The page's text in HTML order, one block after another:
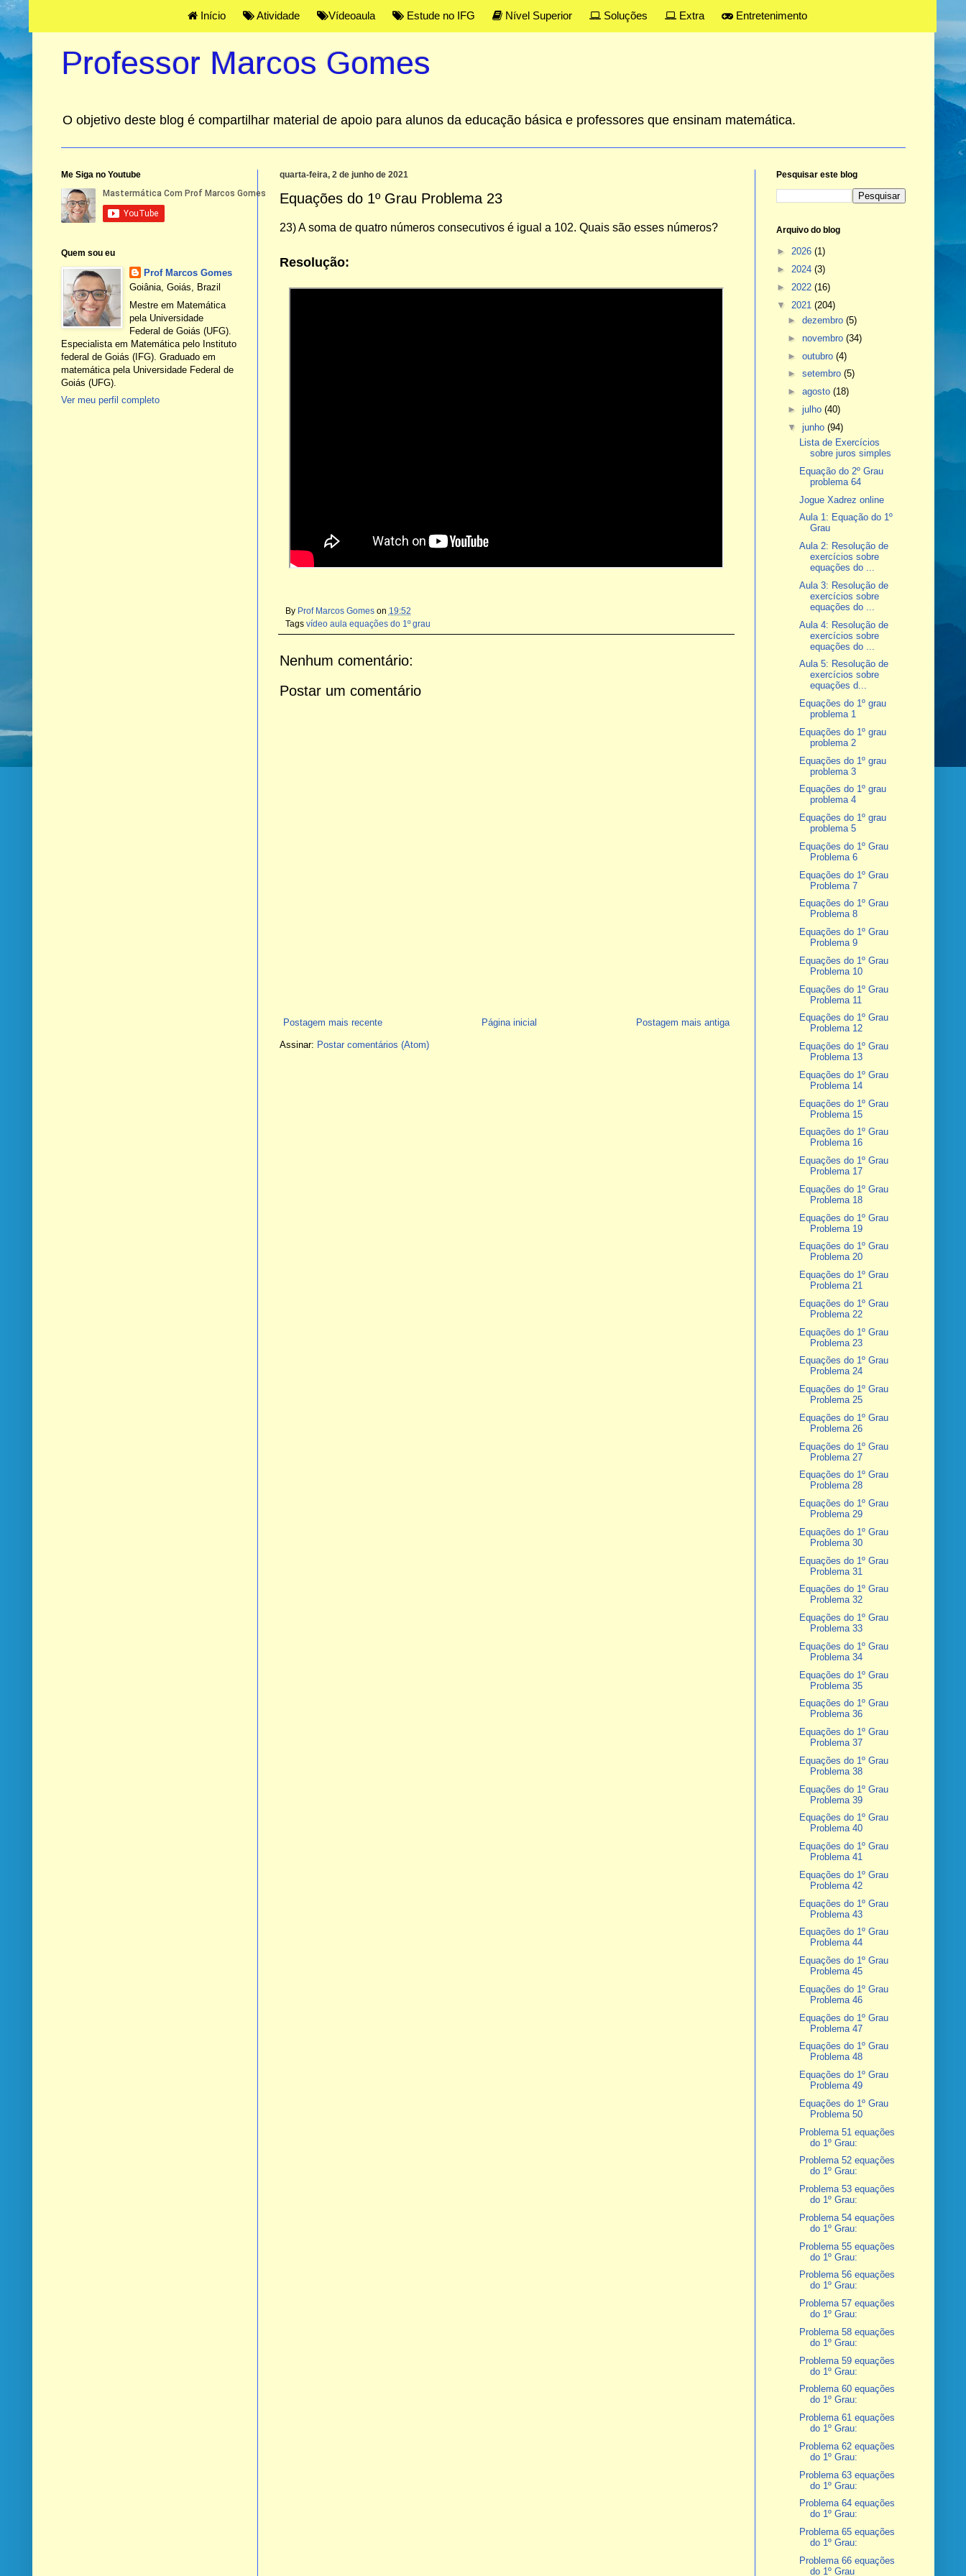
Início Atividade Vídeoaula Estude no IFG Nível Superior Soluções Extra Entretenimento
Professor Marcos Gomes
O objetivo deste blog é compartilhar material de apoio para alunos da educação básica e professores que ensinam matemática.
quarta-feira, 2 de junho de 2021
Equações do 1º Grau Problema 23
23) A soma de quatro números consecutivos é igual a 102. Quais são esses números?
Resolução:
By Prof Marcos Gomes on 19:52
Tags vídeo aula equações do 1º grau
Nenhum comentário:
Postar um comentário
Postagem mais recente Postagem mais antiga
Página inicial
Assinar: Postar comentários (Atom)
Me Siga no Youtube
Quem sou eu
Prof Marcos Gomes
Goiânia, Goiás, Brazil
Mestre em Matemática
pela Universidade
Federal de Goiás (UFG).
Especialista em Matemática pelo Instituto
federal de Goiás (IFG). Graduado em
matemática pela Universidade Federal de
Goiás (UFG).
Ver meu perfil completo
Pesquisar este blog
Arquivo do blog
► 2026 (1)
► 2024 (3)
► 2022 (16)
▼ 2021 (204)
►dezembro(5)
►novembro(34)
►outubro(4)
►setembro(5)
►agosto(18)
►julho(40)
▼junho(94)
Lista de Exercícios
sobre juros simples
Equação do 2º Grau
problema 64
Jogue Xadrez online
Aula 1: Equação do 1º
Grau
Aula 2: Resolução de
exercícios sobre
equações do ...
Aula 3: Resolução de
exercícios sobre
equações do ...
Aula 4: Resolução de
exercícios sobre
equações do ...
Aula 5: Resolução de
exercícios sobre
equações d...
Equações do 1º grau
problema 1
Equações do 1º grau
problema 2
Equações do 1º grau
problema 3
Equações do 1º grau
problema 4
Equações do 1º grau
problema 5
Equações do 1º Grau
Problema 6
Equações do 1º Grau
Problema 7
Equações do 1º Grau
Problema 8
Equações do 1º Grau
Problema 9
Equações do 1º Grau
Problema 10
Equações do 1º Grau
Problema 11
Equações do 1º Grau
Problema 12
Equações do 1º Grau
Problema 13
Equações do 1º Grau
Problema 14
Equações do 1º Grau
Problema 15
Equações do 1º Grau
Problema 16
Equações do 1º Grau
Problema 17
Equações do 1º Grau
Problema 18
Equações do 1º Grau
Problema 19
Equações do 1º Grau
Problema 20
Equações do 1º Grau
Problema 21
Equações do 1º Grau
Problema 22
Equações do 1º Grau
Problema 23
Equações do 1º Grau
Problema 24
Equações do 1º Grau
Problema 25
Equações do 1º Grau
Problema 26
Equações do 1º Grau
Problema 27
Equações do 1º Grau
Problema 28
Equações do 1º Grau
Problema 29
Equações do 1º Grau
Problema 30
Equações do 1º Grau
Problema 31
Equações do 1º Grau
Problema 32
Equações do 1º Grau
Problema 33
Equações do 1º Grau
Problema 34
Equações do 1º Grau
Problema 35
Equações do 1º Grau
Problema 36
Equações do 1º Grau
Problema 37
Equações do 1º Grau
Problema 38
Equações do 1º Grau
Problema 39
Equações do 1º Grau
Problema 40
Equações do 1º Grau
Problema 41
Equações do 1º Grau
Problema 42
Equações do 1º Grau
Problema 43
Equações do 1º Grau
Problema 44
Equações do 1º Grau
Problema 45
Equações do 1º Grau
Problema 46
Equações do 1º Grau
Problema 47
Equações do 1º Grau
Problema 48
Equações do 1º Grau
Problema 49
Equações do 1º Grau
Problema 50
Problema 51 equações
do 1º Grau:
Problema 52 equações
do 1º Grau:
Problema 53 equações
do 1º Grau:
Problema 54 equações
do 1º Grau:
Problema 55 equações
do 1º Grau:
Problema 56 equações
do 1º Grau:
Problema 57 equações
do 1º Grau:
Problema 58 equações
do 1º Grau:
Problema 59 equações
do 1º Grau:
Problema 60 equações
do 1º Grau:
Problema 61 equações
do 1º Grau:
Problema 62 equações
do 1º Grau:
Problema 63 equações
do 1º Grau:
Problema 64 equações
do 1º Grau:
Problema 65 equações
do 1º Grau:
Problema 66 equações
do 1º Grau